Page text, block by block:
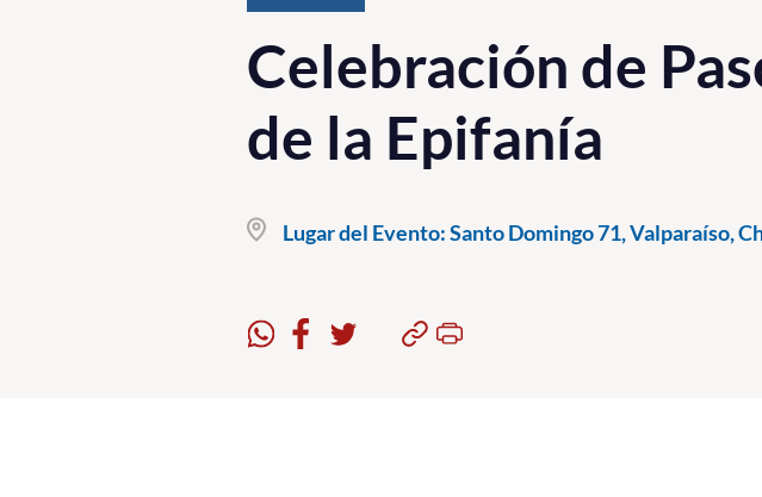
Celebración de
de la Epifanía
Lugar del Evento:Santo Domingo 71, Valparaíso,